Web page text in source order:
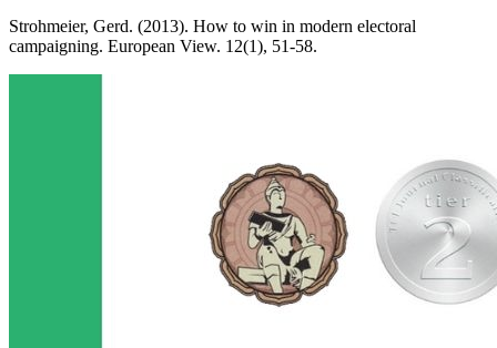
Strohmeier, Gerd. (2013). How to win in modern electoral
campaigning. European View. 12(1), 51-58.